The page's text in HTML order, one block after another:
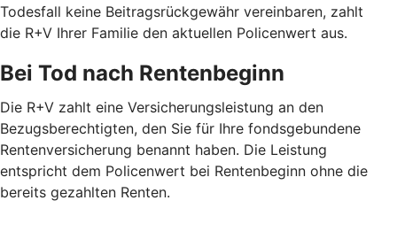
Todesfall keine Beitragsrückgewähr vereinbaren, zahlt
die R+V Ihrer Familie den aktuellen Policenwert aus.
Bei Tod nach Rentenbeginn
Die R+V zahlt eine Versicherungsleistung an den
Bezugsberechtigten, den Sie für Ihre fondsgebundene
Rentenversicherung benannt haben. Die Leistung
entspricht dem Policenwert bei Rentenbeginn ohne die
bereits gezahlten Renten.